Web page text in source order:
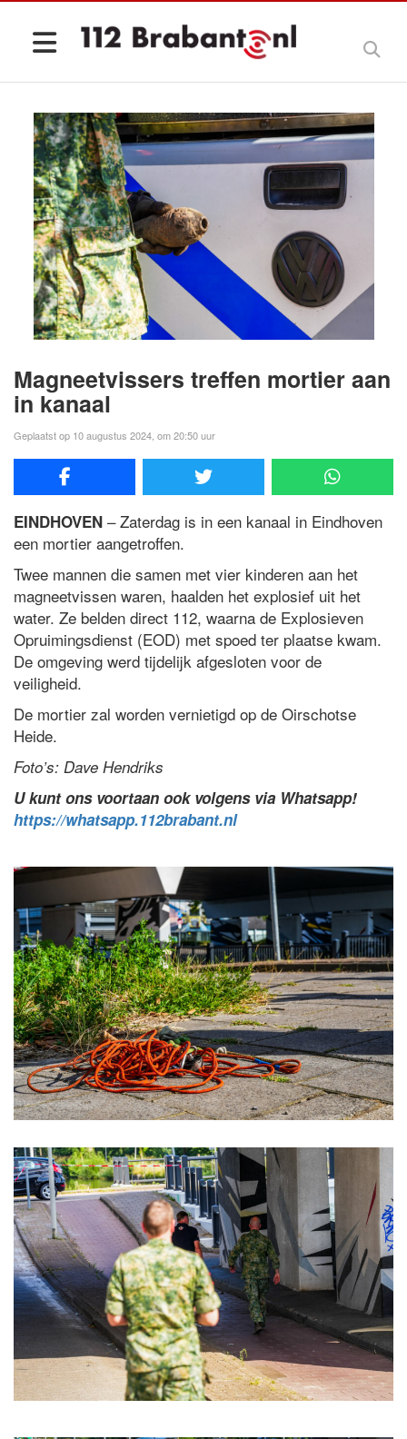
Magneetvissers treffen mortier aan
in kanaal
Geplaatst op 10 augustus 2024, om 20:50 uur
EINDHOVEN – Zaterdag is in een kanaal in Eindhoven
een mortier aangetroffen.
Twee mannen die samen met vier kinderen aan het
magneetvissen waren, haalden het explosief uit het
water. Ze belden direct 112, waarna de Explosieven
Opruimingsdienst (EOD) met spoed ter plaatse kwam.
De omgeving werd tijdelijk afgesloten voor de
veiligheid.
De mortier zal worden vernietigd op de Oirschotse
Heide.
Foto’s: Dave Hendriks
U kunt ons voortaan ook volgens via Whatsapp!
https://whatsapp.112brabant.nl